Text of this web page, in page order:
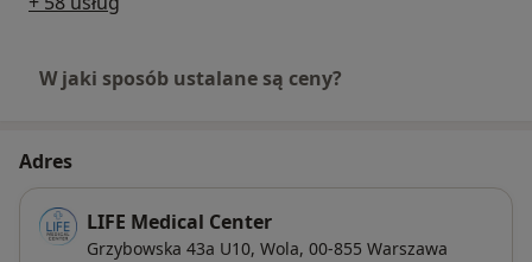
oraz analizę składu ciała.
DLACZEGO PACJENCI WYBIERAJĄ MGR
MAGDALENĘ STAWIŃSKĄ
pomaga w bólach kręgosłupa, stawów, urazach i
przeciążeniach.
W jaki sposób ustalane są ceny?
Adres
LIFE Medical Center
Grzybowska 43a U10, Wola, 00-855 Warszawa